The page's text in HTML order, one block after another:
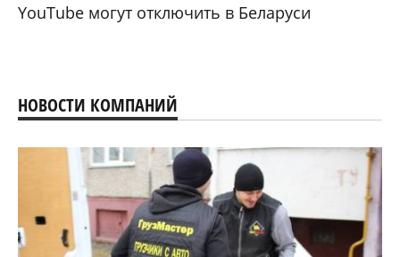
YouTube могут отключить в Беларуси
НОВОСТИ КОМПАНИЙ